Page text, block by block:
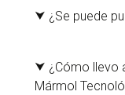
como una
⮟ ¿Se puede
periódico de las
para devolverle
⮟ ¿Cómo llevo
Mármol